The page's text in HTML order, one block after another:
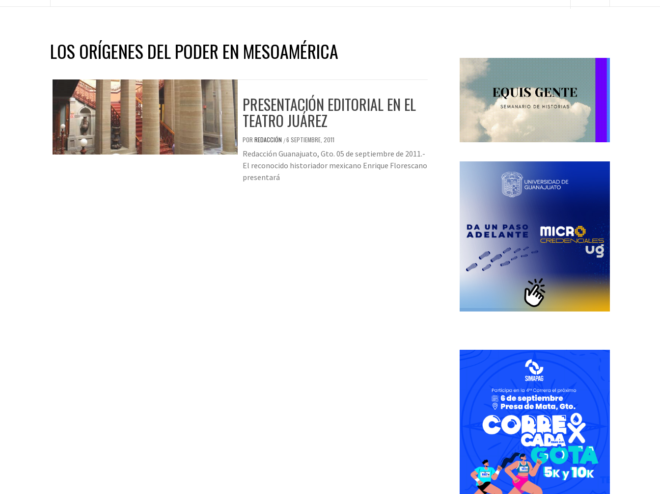
LOS ORÍGENES DEL PODER EN MESOAMÉRICA
PRESENTACIÓN EDITORIAL EN EL
TEATRO JUÁREZ
POR REDACCIÓN /6 SEPTIEMBRE, 2011
Redacción Guanajuato, Gto. 05 de septiembre de 2011.-
El reconocido historiador mexicano Enrique Florescano
presentará